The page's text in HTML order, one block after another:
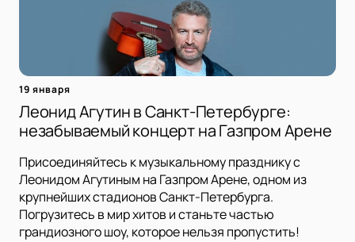
19 января
Леонид Агутин в Санкт-Петербурге:
незабываемый концерт на Газпром Арене
Присоединяйтесь к музыкальному празднику с
Леонидом Агутиным на Газпром Арене, одном из
крупнейших стадионов Санкт-Петербурга.
Погрузитесь в мир хитов и станьте частью
грандиозного шоу, которое нельзя пропустить!